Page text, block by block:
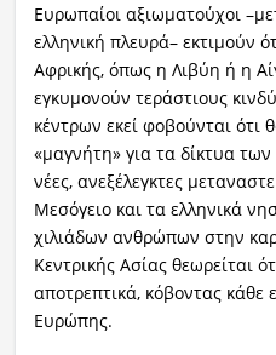
Ευρωπαίοι αξιωματούχοι
ελληνική πλευρά– εκτιμούν
Αφρικής, όπως η Λιβύη ή η
εγκυμονούν τεράστιους
κέντρων εκεί φοβούνται ότι
«μαγνήτη» για τα δίκτυα
νέες, ανεξέλεγκτες
Μεσόγειο και τα ελληνικά
χιλιάδων ανθρώπων στην
Κεντρικής Ασίας θεωρείται
αποτρεπτικά, κόβοντας κάθε
Ευρώπης.